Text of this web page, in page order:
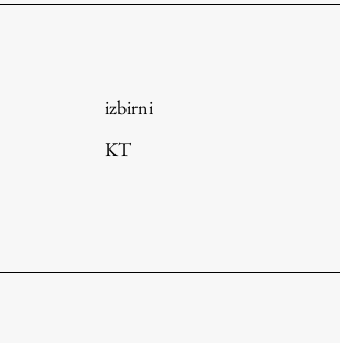
izbirni
KT